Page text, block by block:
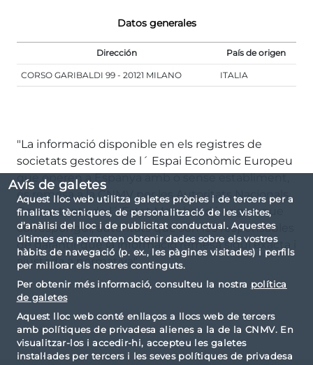
Avís de galetes
Aquest lloc web utilitza galetes pròpies i de tercers per a
finalitats tècniques, de personalització de les visites,
d’anàlisi del lloc i de publicitat conductual. Aquestes
últimes ens permeten obtenir dades sobre els vostres
hàbits de navegació (p. ex., les pàgines visitades) i perfils
per millorar els nostres continguts.
Per obtenir més informació, consulteu la nostra política
de galetes
Aquest lloc web conté enllaços a llocs web de tercers
amb polítiques de privadesa alienes a la de la CNMV. En
visualitzar-los i accedir-hi, accepteu les galetes
instal·lades per tercers i les seves polítiques de privadesa
Datos generales
Dirección País de origen
CORSO GARIBALDI 99 - 20121 MILANO ITALIA
"La informació disponible en els registres de
societats gestores de l´ Espai Econòmic Europeu
que operen a Espanya amb o sense establiment,
és remesa a la CNMV per les Autoritats Nacionals
Competents de l´ Estat Membre d´ origen que
correspongui, autoritats que són les responsables
de garantir que la informació remesa sigui exacta i
ajustada a normativa"